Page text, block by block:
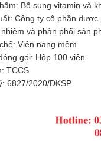
Bổ sung vitamin và
Công ty cô phần dược
và phân phối sản
Viên nang mềm
gói: Hộp 100 viên
TCCS
6827/2020/ĐKSP